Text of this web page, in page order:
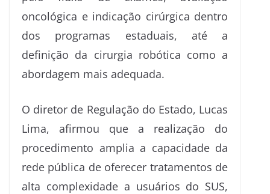
oncológica e indicação cirúrgica dentro
dos programas estaduais, até a
definição da cirurgia robótica como a
abordagem mais adequada.
O diretor de Regulação do Estado, Lucas
Lima, afirmou que a realização do
procedimento amplia a capacidade da
rede pública de oferecer tratamentos de
alta complexidade a usuários do SUS,